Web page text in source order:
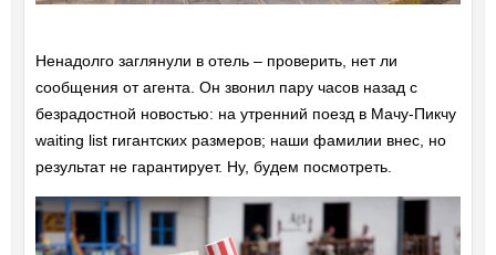
Ненадолго заглянули в отель – проверить, нет ли
сообщения от агента. Он звонил пару часов назад с
безрадостной новостью: на утренний поезд в Мачу-Пикчу
waiting list гигантских размеров; наши фамилии внес, но
результат не гарантирует. Ну, будем посмотреть.